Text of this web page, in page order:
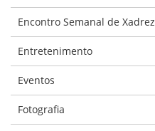
Encontro Semanal de Xadrez
Entretenimento
Eventos
Fotografia